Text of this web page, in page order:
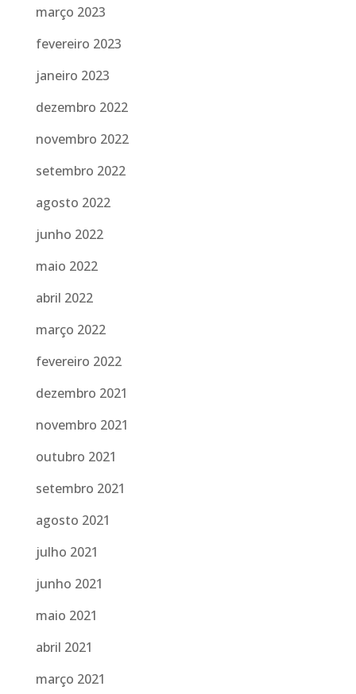
março 2023
fevereiro 2023
janeiro 2023
dezembro 2022
novembro 2022
setembro 2022
agosto 2022
junho 2022
maio 2022
abril 2022
março 2022
fevereiro 2022
dezembro 2021
novembro 2021
outubro 2021
setembro 2021
agosto 2021
julho 2021
junho 2021
maio 2021
abril 2021
março 2021